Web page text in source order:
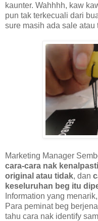
kaunter. Wahhhh, kaw
pun tak terkecuali dari
sure masih ada sale atau
Marketing Manager
cara-cara nak
original atau tidak, dan
keseluruhan beg itu
Information yang
Para peminat beg
tahu cara nak identify